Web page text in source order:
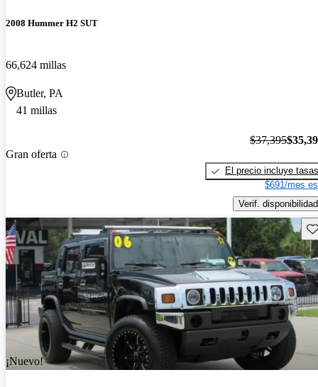
2008 Hummer H2 SUT
66,624 millas
Butler, PA
41 millas
Gran oferta
$37,395
El precio incluye tasas
$691/mes
Verif. disponibilidad
¡Nuevo!